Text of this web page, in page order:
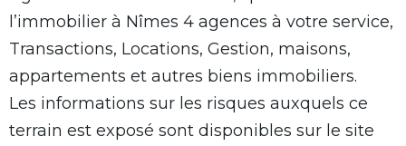
l’immobilier à Nîmes 4 agences à votre service,
Transactions, Locations, Gestion, maisons,
appartements et autres biens immobiliers.
Les informations sur les risques auxquels ce
terrain est exposé sont disponibles sur le site